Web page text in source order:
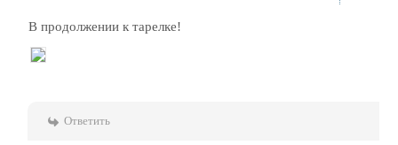
В продолжении к тарелке!
Ответить